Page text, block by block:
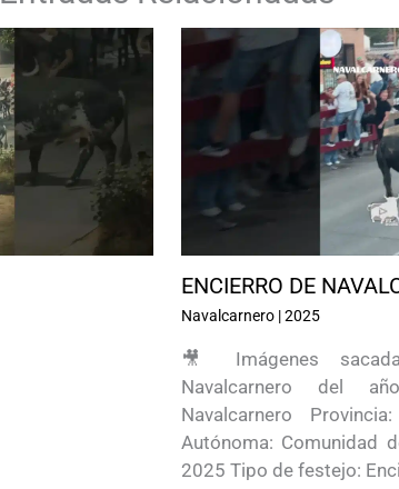
ENCIERRO DE
Navalcarnero|2025
🎥 Imágenes
Navalcarnero del
Navalcarnero
Autónoma: Comunidad
2025 Tipo de festejo: